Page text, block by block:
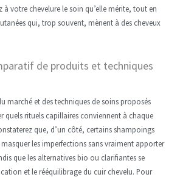
à votre chevelure le soin qu’elle mérite, tout en
qui, trop souvent, mènent à des cheveux
de produits et techniques
marché et des techniques de soins proposés
quels rituels capillaires conviennent à chaque
que, d’un côté, certains shampoings
les imperfections sans vraiment apporter
que les alternatives bio ou clarifiantes se
et le rééquilibrage du cuir chevelu. Pour